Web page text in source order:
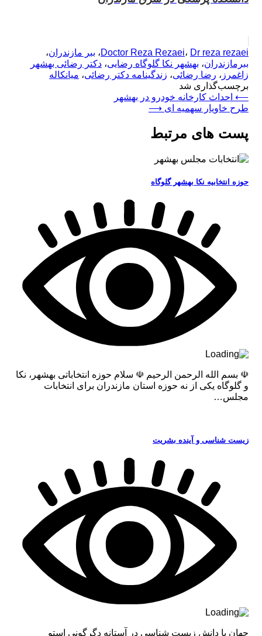
Doctor Reza Rezaei، Dr reza rezaei ، ببر مازندران،
ببرمازندران، بهشهر نکا گلوگاه رضایی، دکتر رضائی بهشهر
زاغمرز ، رضا رضائی، زندگینامه دکتر رضائی، میانکاله
برچسب‌گذاری شد
راهبری
نوشته
⟵ احداث کارخانه خودرو در بهشهر
طرح خاویار سهمیه ای ⟶
پست های مرتبط
حوزه انتخابیه نکا بهشهر گلوگاه
☫ بسم الله الرحمن الرحیم ☫ سلام حوزه انتخاباتی بهشهر، نکا
و گلوگاه یکی از نه حوزه استان مازندران برای انتخابات
مجلس…
زیست شناسی و آینده بشریت
جهان با دانش زیست شناسی در آستانه دگرگونی استو